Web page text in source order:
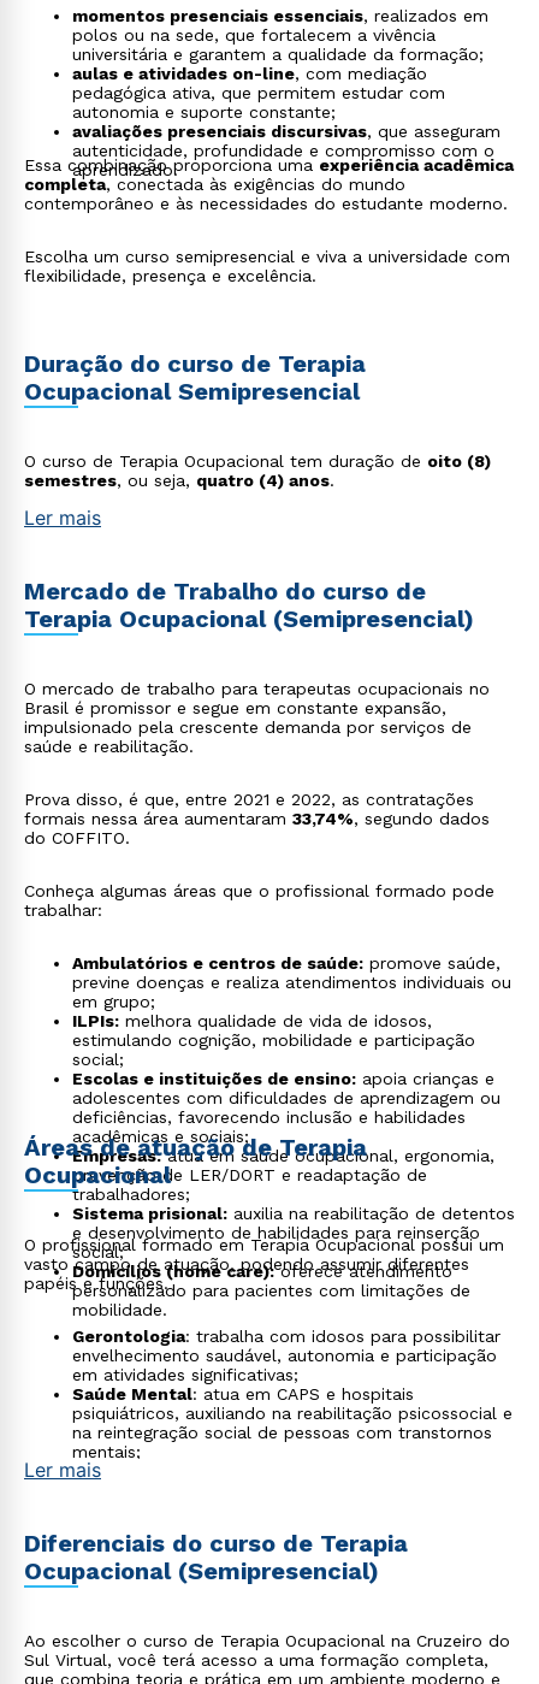
momentos presenciais essenciais, realizados em
polos ou na sede, que fortalecem a vivência
universitária e garantem a qualidade da formação;
aulas e atividades on-line, com mediação
pedagógica ativa, que permitem estudar com
autonomia e suporte constante;
avaliações presenciais discursivas, que asseguram
autenticidade, profundidade e compromisso com o
aprendizado.
Essa combinação proporciona uma experiência acadêmica
completa, conectada às exigências do mundo
contemporâneo e às necessidades do estudante moderno.
Escolha um curso semipresencial e viva a universidade com
flexibilidade, presença e excelência.
Duração do curso de Terapia
Ocupacional Semipresencial
O curso de Terapia Ocupacional tem duração de oito (8)
semestres, ou seja, quatro (4) anos.
Ler mais
Mercado de Trabalho do curso de
Terapia Ocupacional (Semipresencial)
O mercado de trabalho para terapeutas ocupacionais no
Brasil é promissor e segue em constante expansão,
impulsionado pela crescente demanda por serviços de
saúde e reabilitação.
Prova disso, é que, entre 2021 e 2022, as contratações
formais nessa área aumentaram 33,74%, segundo dados
do COFFITO.
Conheça algumas áreas que o profissional formado pode
trabalhar:
Ambulatórios e centros de saúde: promove saúde,
previne doenças e realiza atendimentos individuais ou
em grupo;
ILPIs: melhora qualidade de vida de idosos,
estimulando cognição, mobilidade e participação
social;
Escolas e instituições de ensino: apoia crianças e
adolescentes com dificuldades de aprendizagem ou
deficiências, favorecendo inclusão e habilidades
acadêmicas e sociais;
Empresas:atua em saúde ocupacional, ergonomia,
prevenção de LER/DORT e readaptação de
trabalhadores;
Sistema prisional: auxilia na reabilitação de detentos
e desenvolvimento de habilidades para reinserção
social;
Domicílios (home care):oferece atendimento
personalizado para pacientes com limitações de
mobilidade.
Áreas de atuação de Terapia
Ocupacional
O profissional formado em Terapia Ocupacional possui um
vasto campo de atuação, podendo assumir diferentes
papéis e funções.
Gerontologia: trabalha com idosos para possibilitar
envelhecimento saudável, autonomia e participação
em atividades significativas;
Saúde Mental: atua em CAPS e hospitais
psiquiátricos, auxiliando na reabilitação psicossocial e
na reintegração social de pessoas com transtornos
mentais;
Acessibilidade e tecnologia assistiva
distância por meio plataformas digitais;
Design Inclusivo e Universal: colaboração com
arquitetos e designers para criar ambientes e
desenvolvimento de programas e roteiros para
garantir a participação de pessoas com diferentes
Ler mais
Diferenciais do curso de Terapia
Ocupacional (Semipresencial)
Ao escolher o curso de Terapia Ocupacional na Cruzeiro do
Sul Virtual, você terá acesso a uma formação completa,
que combina teoria e prática em um ambiente moderno e